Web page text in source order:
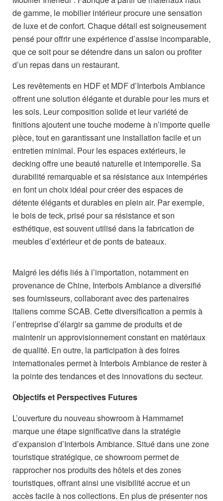
de gamme, le mobilier intérieur procure une sensation
de luxe et de confort. Chaque détail est soigneusement
pensé pour offrir une expérience d’assise incomparable,
que ce soit pour se détendre dans un salon ou profiter
d’un repas dans un restaurant.
Les revêtements en HDF et MDF d’Interbois Ambiance
offrent une solution élégante et durable pour les murs et
les sols. Leur composition solide et leur variété de
finitions ajoutent une touche moderne à n’importe quelle
pièce, tout en garantissant une installation facile et un
entretien minimal. Pour les espaces extérieurs, le
decking offre une beauté naturelle et intemporelle. Sa
durabilité remarquable et sa résistance aux intempéries
en font un choix idéal pour créer des espaces de
détente élégants et durables en plein air. Par exemple,
le bois de teck, prisé pour sa résistance et son
esthétique, est souvent utilisé dans la fabrication de
meubles d’extérieur et de ponts de bateaux.
Malgré les défis liés à l’importation, notamment en
provenance de Chine, Interbois Ambiance a diversifié
ses fournisseurs, collaborant avec des partenaires
italiens comme SCAB. Cette diversification a permis à
l’entreprise d’élargir sa gamme de produits et de
maintenir un approvisionnement constant en matériaux
de qualité. En outre, la participation à des foires
internationales permet à Interbois Ambiance de rester à
la pointe des tendances et des innovations du secteur.
Objectifs et Perspectives Futures
L’ouverture du nouveau showroom à Hammamet
marque une étape significative dans la stratégie
d’expansion d’Interbois Ambiance. Situé dans une zone
touristique stratégique, ce showroom permet de
rapprocher nos produits des hôtels et des zones
touristiques, offrant ainsi une visibilité accrue et un
accès facile à nos collections. En plus de présenter nos